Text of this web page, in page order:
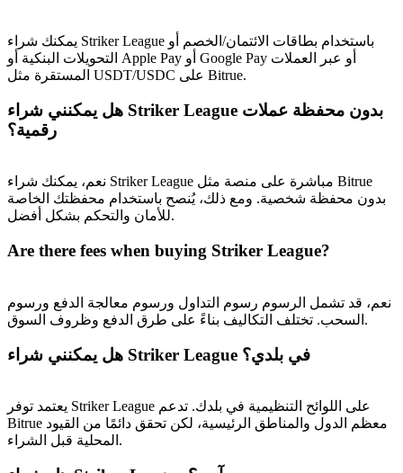
BTC Welcome Rewards
Deposit & Trade BTC to Share 25000 USDT prize pool!
Deposit CASHCAT & Win
Exclusive for BitMart Users
Register & Trade to Win 500,000 USDT
Precious Metals Trading Carnival
يمكنك شراء Striker League باستخدام بطاقات الائتمان/الخصم أو
التحويلات البنكية أو Apple Pay أو Google Pay أو عبر العملات
المستقرة مثل USDT/USDC على Bitrue.
هل يمكنني شراء Striker League بدون محفظة عملات
رقمية؟
نعم، يمكنك شراء Striker League مباشرة على منصة مثل Bitrue
بدون محفظة شخصية. ومع ذلك، يُنصح باستخدام محفظتك الخاصة
للأمان والتحكم بشكل أفضل.
Are there fees when buying Striker League?
نعم، قد تشمل الرسوم رسوم التداول ورسوم معالجة الدفع ورسوم
السحب. تختلف التكاليف بناءً على طرق الدفع وظروف السوق.
هل يمكنني شراء Striker League في بلدي؟
يعتمد توفر Striker League على اللوائح التنظيمية في بلدك. تدعم
Bitrue معظم الدول والمناطق الرئيسية، لكن تحقق دائمًا من القيود
المحلية قبل الشراء.